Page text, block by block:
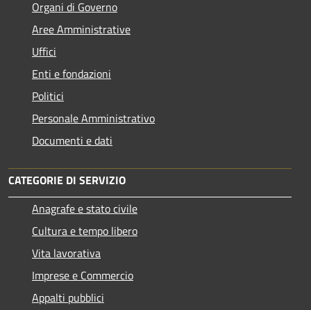
Organi di Governo
Aree Amministrative
Uffici
Enti e fondazioni
Politici
Personale Amministrativo
Documenti e dati
CATEGORIE DI SERVIZIO
Anagrafe e stato civile
Cultura e tempo libero
Vita lavorativa
Imprese e Commercio
Appalti pubblici